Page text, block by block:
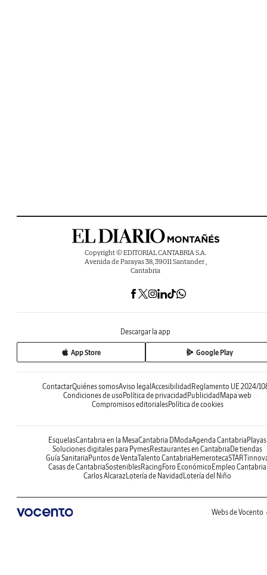
Copyright © EDITORIAL CANTABRIA S.A.
Avenida de Parayas 38, 39011 Santander ,
Cantabria
Descargar la app
App Store Google Play
ContactarQuiénes somosAviso legal Accesibilidad Reglamento UE 2024/
Condiciones de uso Política de privacidad Publicidad Mapa web
Compromisos editorialesPolítica de cookies
EsquelasCantabria en la MesaCantabria DModaAgenda Cantabria Playas
Soluciones digitales para PymesRestaurantes en Cantabria De tiendas
Guía Sanitaria Puntos de VentaTalento Cantabria Hemeroteca
Casas de CantabriaSosteniblesRacing Foro Económico Empleo Cantabria
Carlos AlcarazLotería de Navidad Lotería del Niño
Webs de Vocento